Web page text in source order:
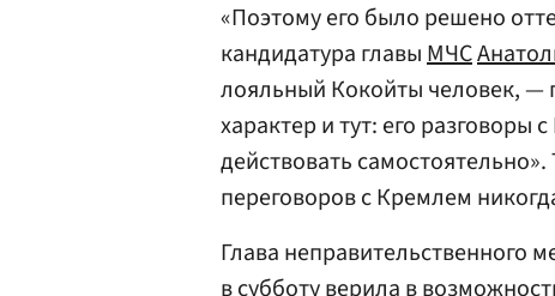
«Поэтому его было решено
кандидатура главыМЧС
лояльный Кокойты человек, —
характер и тут: его
действовать
переговоров с Кремлем
Глава неправительственного
в субботу верила в